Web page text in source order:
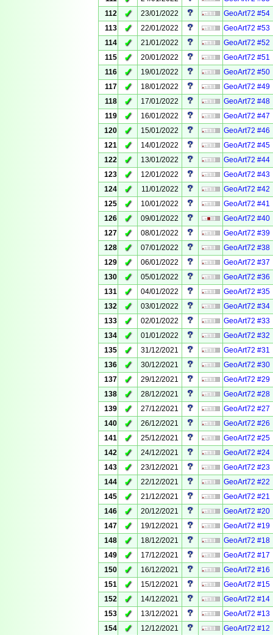
112
✓ 23/01/2022
GeoArt72 #54
113
✓ 22/01/2022
GeoArt72 #53
114
✓ 21/01/2022
GeoArt72 #52
115
✓ 20/01/2022
GeoArt72 #51
116
✓ 19/01/2022
GeoArt72 #50
117
✓ 18/01/2022
GeoArt72 #49
118
✓ 17/01/2022
GeoArt72 #48
119
✓ 16/01/2022
GeoArt72 #47
120
✓ 15/01/2022
GeoArt72 #46
121
✓ 14/01/2022
GeoArt72 #45
122
✓ 13/01/2022
GeoArt72 #44
123
✓ 12/01/2022
GeoArt72 #43
124
✓ 11/01/2022
GeoArt72 #42
125
✓ 10/01/2022
GeoArt72 #41
126
✓ 09/01/2022
GeoArt72 #40
127
✓ 08/01/2022
GeoArt72 #39
128
✓ 07/01/2022
GeoArt72 #38
129
✓ 06/01/2022
GeoArt72 #37
130
✓ 05/01/2022
GeoArt72 #36
131
✓ 04/01/2022
GeoArt72 #35
132
✓ 03/01/2022
GeoArt72 #34
133
✓ 02/01/2022
GeoArt72 #33
134
✓ 01/01/2022
GeoArt72 #32
135
✓ 31/12/2021
GeoArt72 #31
136
✓ 30/12/2021
GeoArt72 #30
137
✓ 29/12/2021
GeoArt72 #29
138
✓ 28/12/2021
GeoArt72 #28
139
✓ 27/12/2021
GeoArt72 #27
140
✓ 26/12/2021
GeoArt72 #26
141
✓ 25/12/2021
GeoArt72 #25
142
✓ 24/12/2021
GeoArt72 #24
143
✓ 23/12/2021
GeoArt72 #23
144
✓ 22/12/2021
GeoArt72 #22
145
✓ 21/12/2021
GeoArt72 #21
146
✓ 20/12/2021
GeoArt72 #20
147
✓ 19/12/2021
GeoArt72 #19
148
✓ 18/12/2021
GeoArt72 #18
149
✓ 17/12/2021
GeoArt72 #17
150
✓ 16/12/2021
GeoArt72 #16
151
✓ 15/12/2021
GeoArt72 #15
152
✓ 14/12/2021
GeoArt72 #14
153
✓ 13/12/2021
GeoArt72 #13
154
✓ 12/12/2021
GeoArt72 #12